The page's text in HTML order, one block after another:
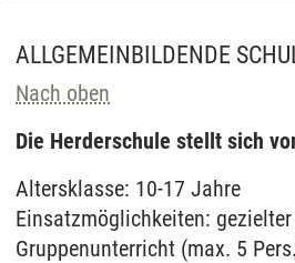
ALLGEMEINBILDENDE
Nach oben
Die Herderschule stellt sich
Altersklasse: 10-17 Jahre
Einsatzmöglichkeiten:
Gruppenunterricht (max. 5